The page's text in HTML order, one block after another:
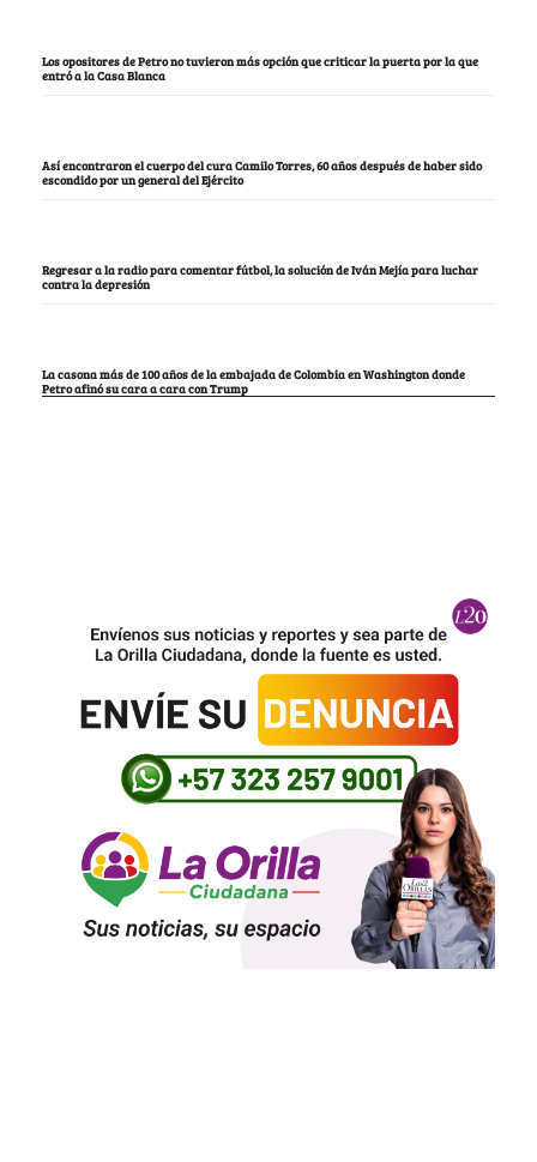
Los opositores de Petro no tuvieron más opción que criticar la puerta por la que
entró a la Casa Blanca
Así encontraron el cuerpo del cura Camilo Torres, 60 años después de haber sido
escondido por un general del Ejército
Regresar a la radio para comentar fútbol, la solución de Iván Mejía para luchar
contra la depresión
La casona más de 100 años de la embajada de Colombia en Washington donde
Petro afinó su cara a cara con Trump